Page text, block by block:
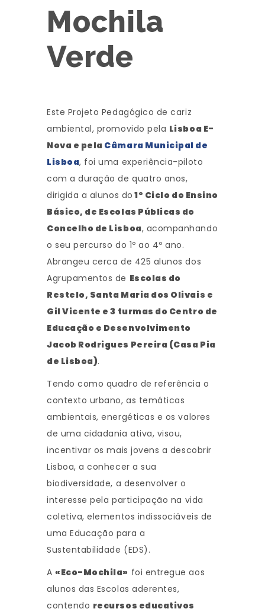
Mochila
Verde
Este Projeto Pedagógico de cariz
ambiental, promovido pela Lisboa E-
Nova e pela Câmara Municipal de
Lisboa, foi uma experiência-piloto
com a duração de quatro anos,
dirigida a alunos do 1º Ciclo do Ensino
Básico, de Escolas Públicas do
Concelho de Lisboa, acompanhando
o seu percurso do 1º ao 4º ano.
Abrangeu cerca de 425 alunos dos
Agrupamentos de Escolas do
Restelo, Santa Maria dos Olivais e
Gil Vicente e 3 turmas do Centro de
Educação e Desenvolvimento
Jacob Rodrigues Pereira (Casa Pia
de Lisboa).
Tendo como quadro de referência o
contexto urbano, as temáticas
ambientais, energéticas e os valores
de uma cidadania ativa, visou,
incentivar os mais jovens a descobrir
Lisboa, a conhecer a sua
biodiversidade, a desenvolver o
interesse pela participação na vida
coletiva, elementos indissociáveis de
uma Educação para a
Sustentabilidade (EDS).
A«Eco-Mochila» foi entregue aos
alunos das Escolas aderentes,
contendo recursos educativos